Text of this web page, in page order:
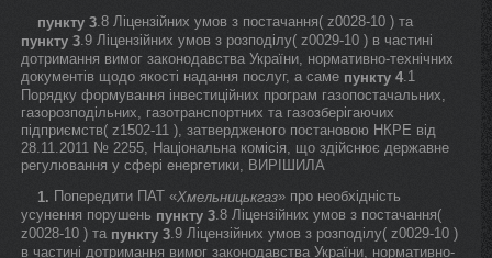
пункту 3.8 Ліцензійних умов з постачання( z0028-10 ) та
пункту 3.9 Ліцензійних умов з розподілу( z0029-10 ) в частині
дотримання вимог законодавства України, нормативно-технічних
документів щодо якості надання послуг, а саме пункту 4.1
Порядку формування інвестиційних програм газопостачальних,
газорозподільних, газотранспортних та газозберігаючих
підприємств( z1502-11 ), затвердженого постановою НКРЕ від
28.11.2011 № 2255, Національна комісія, що здійснює державне
регулювання у сфері енергетики, ВИРІШИЛА
1. Попередити ПАТ «Хмельницькгаз» про необхідність
усунення порушень пункту 3.8 Ліцензійних умов з постачання(
z0028-10 ) та пункту 3.9 Ліцензійних умов з розподілу( z0029-10 )
в частині дотримання вимог законодавства України, нормативно-